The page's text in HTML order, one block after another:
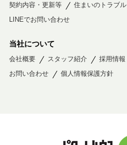
契約内容・更新等 住まいのトラブル
LINEでお問い合わせ
当社について
会社概要 スタッフ紹介 採用情報
お問い合わせ
個人情報保護方針